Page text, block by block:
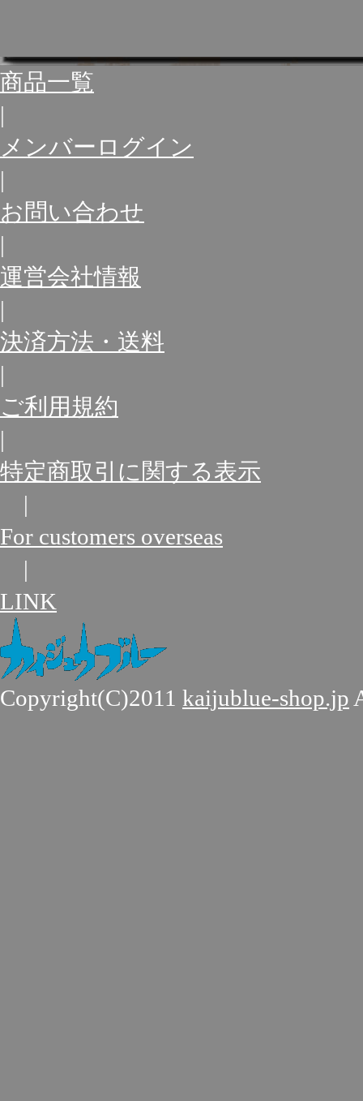
商品一覧
|
メンバーログイン
|
お問い合わせ
|
運営会社情報
|
決済方法・送料
|
ご利用規約
|
特定商取引に関する表示
|
For customers overseas
|
LINK
Copyright(C)2011 kaijublue-shop.jp